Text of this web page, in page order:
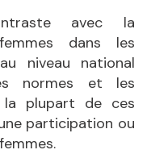
avec la
dans les
niveau national
normes et les
la plupart de ces
participation ou